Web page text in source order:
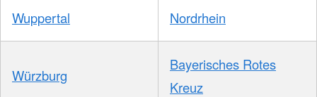
Wuppertal Nordrhein
Würzburg
Bayerisches Rotes
Kreuz